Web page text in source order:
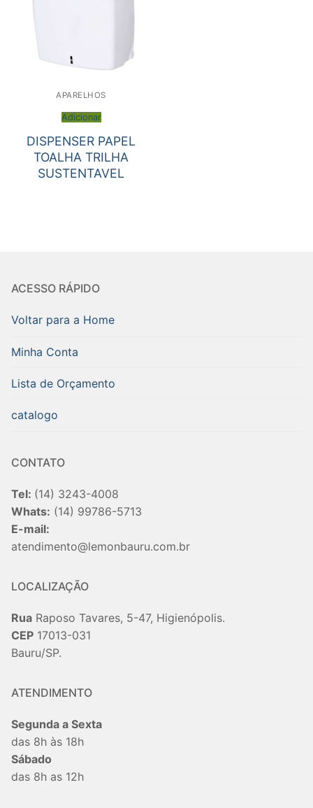
APARELHOS
Adicionar
DISPENSER PAPEL
TOALHA TRILHA
SUSTENTAVEL
ACESSO RÁPIDO
Voltar para a Home
Minha Conta
Lista de Orçamento
catalogo
CONTATO
Tel: (14) 3243-4008
Whats: (14) 99786-5713
E-mail:
atendimento@lemonbauru.com.br
LOCALIZAÇÃO
Rua Raposo Tavares, 5-47, Higienópolis.
CEP 17013-031
Bauru/SP.
ATENDIMENTO
Segunda a Sexta
das 8h às 18h
Sábado
das 8h as 12h